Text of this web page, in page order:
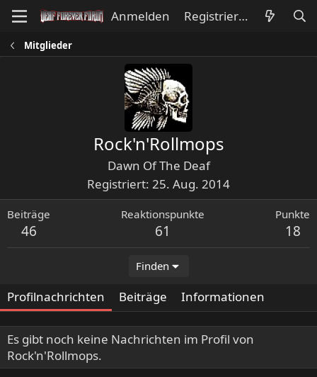
Anmelden Registrieren
Mitglieder
Rock'n'Rollmops
Dawn Of The Deaf
Registriert 25. Aug. 2014
Beiträge
46
Reaktionspunkte
61
Punkte
18
Finden
Profilnachrichten Beiträge Informationen
Es gibt noch keine Nachrichten im Profil von
Rock'n'Rollmops.